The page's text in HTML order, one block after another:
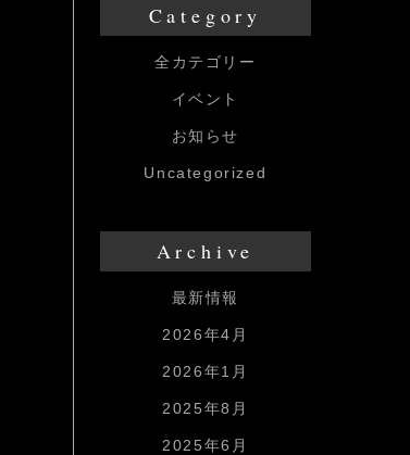
Category
全カテゴリー
イベント
お知らせ
Uncategorized
Archive
最新情報
2026年4月
2026年1月
2025年8月
2025年6月